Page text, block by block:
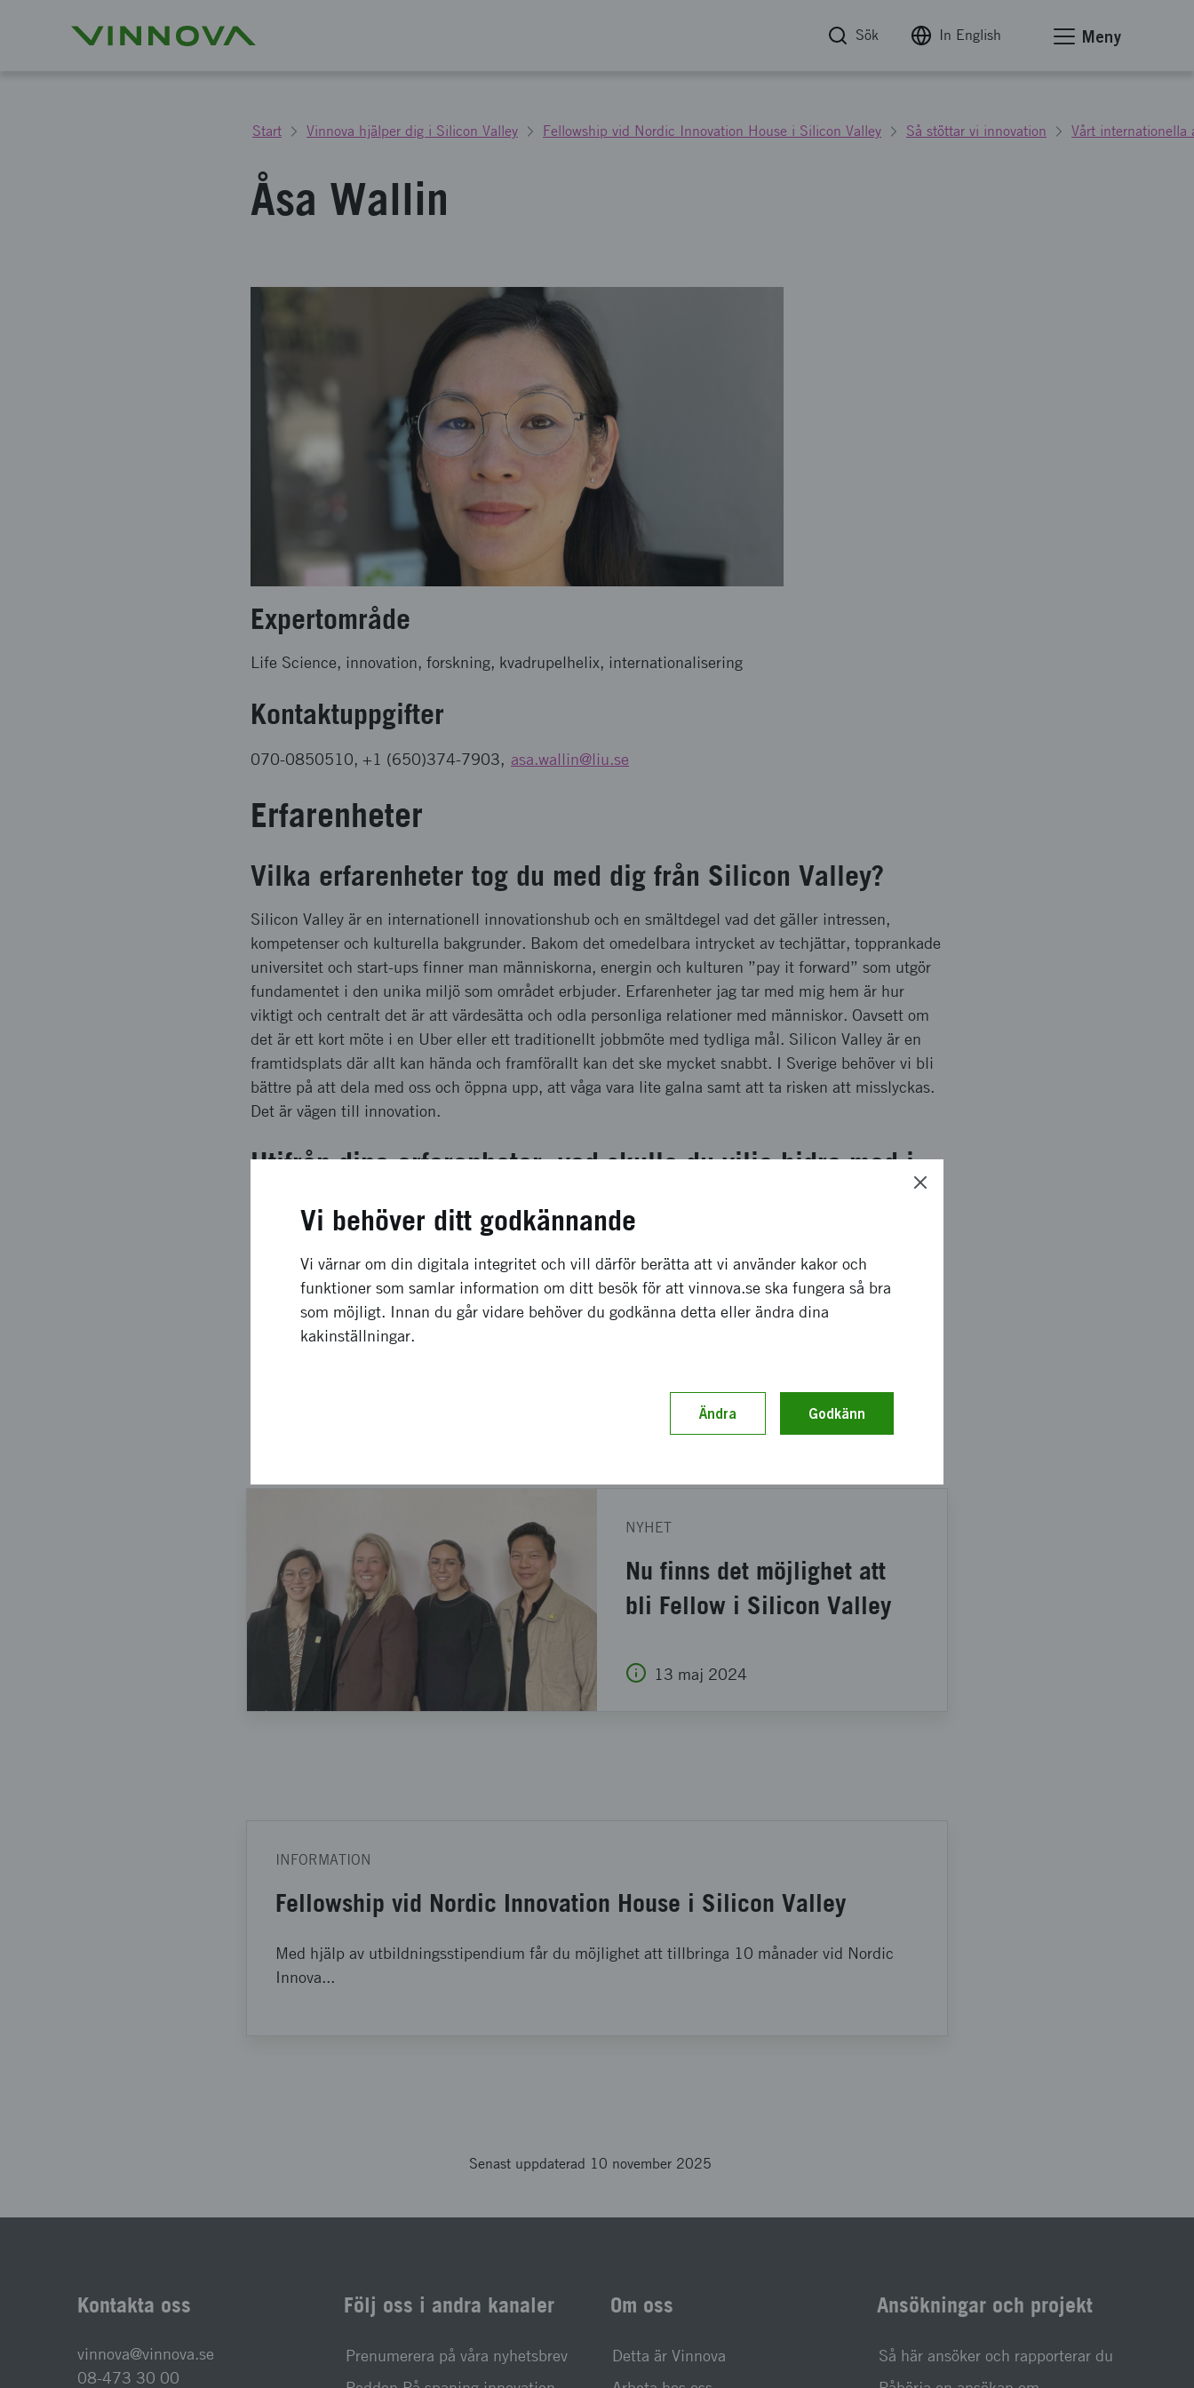
Sök In English Meny
Start Vinnova hjälper dig i Silicon Valley Fellowship vid Nordic Innovation House i Silicon Valley Så stöttar vi innovation Vårt internationella
Åsa Wallin
Expertområde
Life Science, innovation, forskning, kvadrupelhelix, internationalisering
Kontaktuppgifter
070-0850510, +1 (650)374-7903, asa.wallin@liu.se
Erfarenheter
Vilka erfarenheter tog du med dig från Silicon Valley?
Silicon Valley är en internationell innovationshub och en smältdegel vad det gäller intressen,
kompetenser och kulturella bakgrunder. Bakom det omedelbara intrycket av techjättar, topprankade
universitet och start-ups finner man människorna, energin och kulturen ”pay it forward” som utgör
fundamentet i den unika miljö som området erbjuder. Erfarenheter jag tar med mig hem är hur
viktigt och centralt det är att värdesätta och odla personliga relationer med människor. Oavsett om
det är ett kort möte i en Uber eller ett traditionellt jobbmöte med tydliga mål. Silicon Valley är en
framtidsplats där allt kan hända och framförallt kan det ske mycket snabbt. I Sverige behöver vi bli
bättre på att dela med oss och öppna upp, att våga vara lite galna samt att ta risken att misslyckas.
Det är vägen till innovation.
Utifrån dina erfarenheter, vad skulle du vilja bidra med i
Att öppna upp för och vara en accelerator för fler dynamiska, internationella samarbeten inom
framförallt life science men även andra områden. Silicon Valley och USA har även att lära från det
svenska ekosystemet där vi till exempel kommit långt inom området hållbarhet som genomsyrar alla
sektorer och branscher idag. Därtill vill jag bidra med en konkret kunskap om hur man tar sig an
Silicon Valley som företag, universitet, offentlig organisation eller familj och därigenom bidra till att
NYHET
Nu finns det möjlighet att
bli Fellow i Silicon Valley
13 maj 2024
INFORMATION
Fellowship vid Nordic Innovation House i Silicon Valley
Med hjälp av utbildningsstipendium får du möjlighet att tillbringa 10 månader vid Nordic
Innova...
Senast uppdaterad 10 november 2025
Kontakta oss
vinnova@vinnova.se
08-473 30 00
Följ oss i andra kanaler
Prenumerera på våra nyhetsbrev
Om oss
Detta är Vinnova
Ansökningar och projekt
Så här ansöker och rapporterar du
Vi behöver ditt godkännande
Vi värnar om din digitala integritet och vill därför berätta att vi använder kakor och
funktioner som samlar information om ditt besök för att vinnova.se ska fungera så bra
som möjligt. Innan du går vidare behöver du godkänna detta eller ändra dina
kakinställningar.
Ändra Godkänn